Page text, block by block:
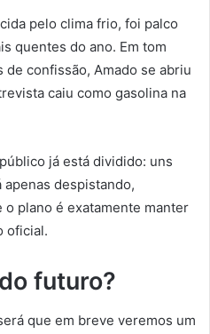
pelo clima frio, foi palco
quentes do ano. Em tom
confissão, Amado se abriu
caiu como gasolina na
já está dividido: uns
despistando,
plano é exatamente manter
oficial.
futuro?
que em breve veremos um